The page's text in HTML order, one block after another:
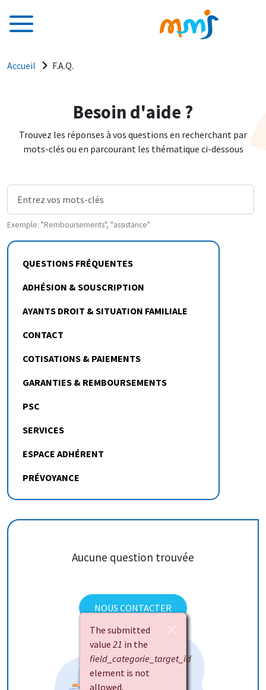
Fil d'Ariane
Accueil F.A.Q.
Message d'erreur
The submitted
value21 in the
field_categorie_target_id
element is not
allowed.
Besoin d'aide ?
Trouvez les réponses à vos questions en recherchant par
mots-clés ou en parcourant les thématique ci-dessous
Exemple: "Remboursements", "assistance"
QUESTIONS FRÉQUENTES
ADHÉSION & SOUSCRIPTION
AYANTS DROIT & SITUATION FAMILIALE
CONTACT
COTISATIONS & PAIEMENTS
GARANTIES & REMBOURSEMENTS
PSC
SERVICES
ESPACE ADHÉRENT
PRÉVOYANCE
Aucune question trouvée
NOUS CONTACTER